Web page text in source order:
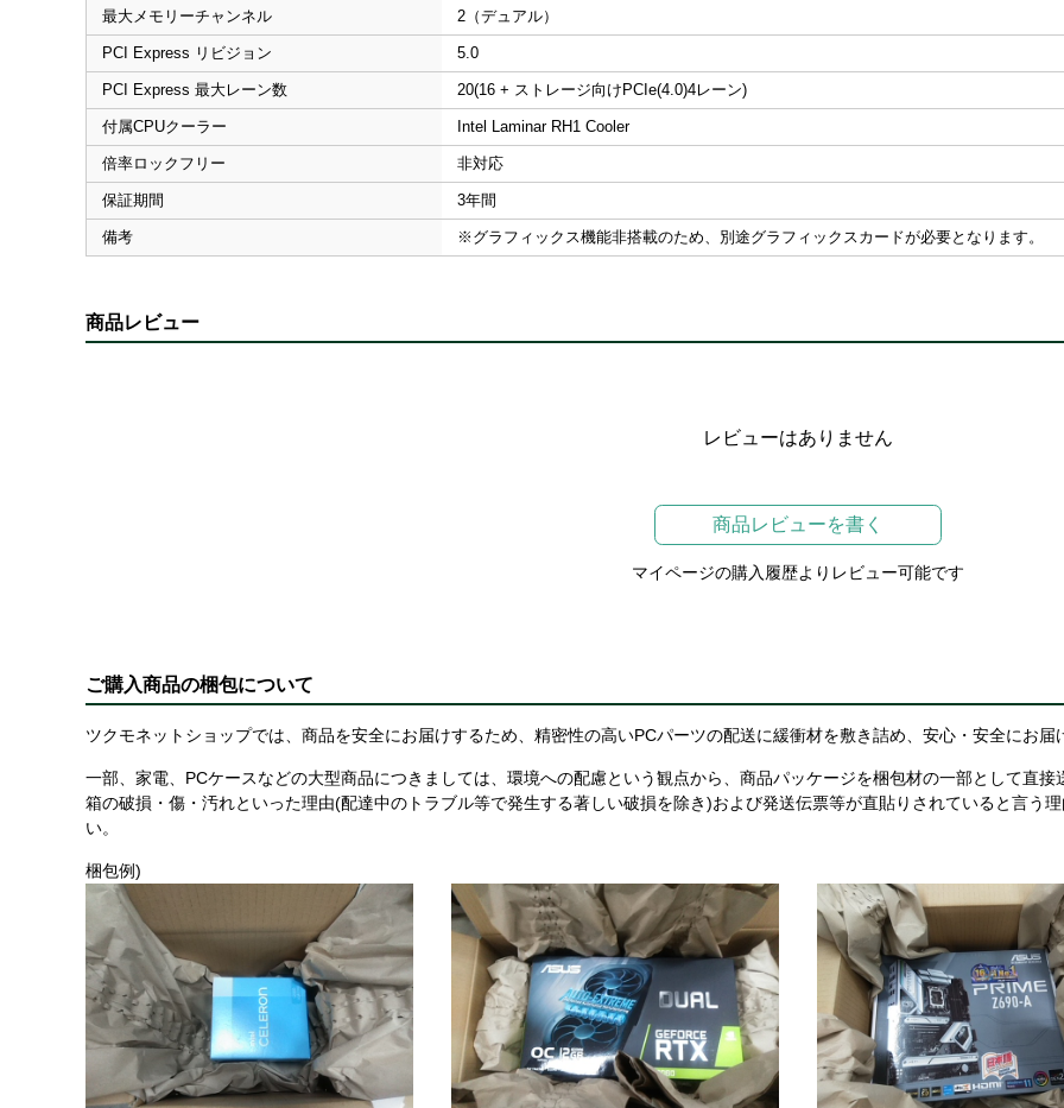
最大メモリーチャンネル 2（デュアル）
PCI Express リビジョン 5.0
PCI Express 最大レーン数 20(16 + ストレージ向けPCIe(4.0)4レーン)
付属CPUクーラー Intel Laminar RH1 Cooler
倍率ロックフリー 非対応
保証期間 3年間
備考 ※グラフィックス機能非搭載のため、別途グラフィックスカードが必要となります。
商品レビュー
レビューはありません
商品レビューを書く
マイページの購入履歴よりレビュー可能です
ご購入商品の梱包について
ツクモネットショップでは、商品を安全にお届けするため、精密性の高いPCパーツの配送に緩衝材を敷き詰め、安心・安全にお
一部、家電、PCケースなどの大型商品につきましては、環境への配慮という観点から、商品パッケージを梱包材の一部として直
箱の破損・傷・汚れといった理由(配達中のトラブル等で発生する著しい破損を除き)および発送伝票等が直貼りされていると言う
い。
梱包例)